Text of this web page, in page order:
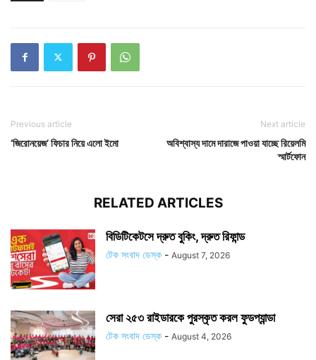
Previous article
‘জিরোনয়েজ’ ফিচার নিয়ে এলো ইমো
Next article
অবিশ্বাস্য দামে দারাজে পাওয়া যাচ্ছে রিয়েলমি
স্মার্টফোন
RELATED ARTICLES
বিডিটিকেটসে দ্রুত বুকিং, দ্রুত রিফান্ড
টেক সংবাদ ডেস্ক - August 7, 2026
সেরা ২৫৩ রাইডারকে পুরস্কৃত করল ফুডপ্যান্ডা
টেক সংবাদ ডেস্ক - August 4, 2026